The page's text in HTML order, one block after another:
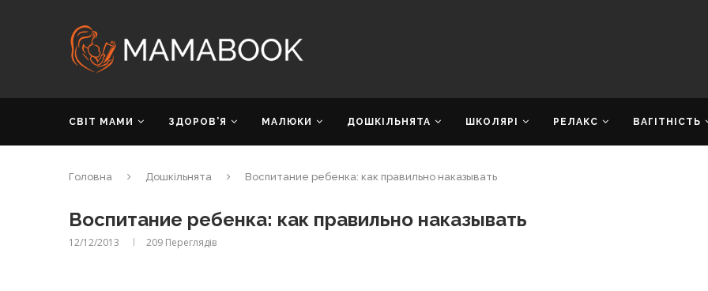
СВІТ МАМИ ЗДОРОВ’Я МАЛЮКИ ДОШКІЛЬНЯТА ШКОЛЯРІ РЕЛАКС ВАГІТНІСТЬ
Головна Дошкільнята Воспитание ребенка: как правильно наказывать
Воспитание ребенка: как правильно наказывать
12/12/2013 209 Переглядів